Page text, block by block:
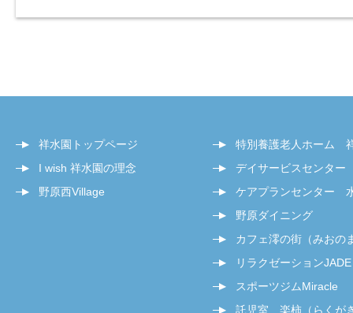
祥水園トップページ
I wish 祥水園の理念
野原西Village
特別養護老人ホーム
デイサービスセンタ
ケアプランセンター
野原ダイニング
カフェ澪の街（みおの
リラクゼーションJADE
スポーツジムMiracle
託児室 楽柿（らくが